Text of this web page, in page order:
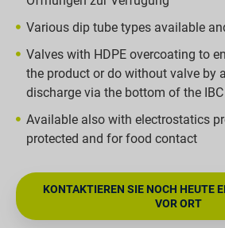
Various dip tube types available
Valves with HDPE overcoating to
the product or do without valve by
discharge via the bottom of the IBC
Available also with electrostatics
protected and for food contact
KONTAKTIEREN SIE NOCH HEUTE
VOR ORT